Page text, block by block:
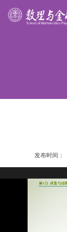
发布时间：